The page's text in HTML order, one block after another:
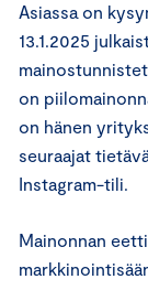
Asiassa on
13.1.2025
on
on hänen
seuraajat
Instagram-tili.
Mainonnan